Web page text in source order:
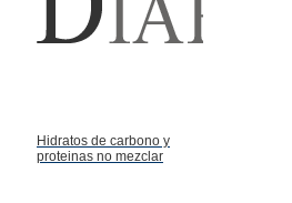
Hidratos de carbono y
proteinas no mezclar